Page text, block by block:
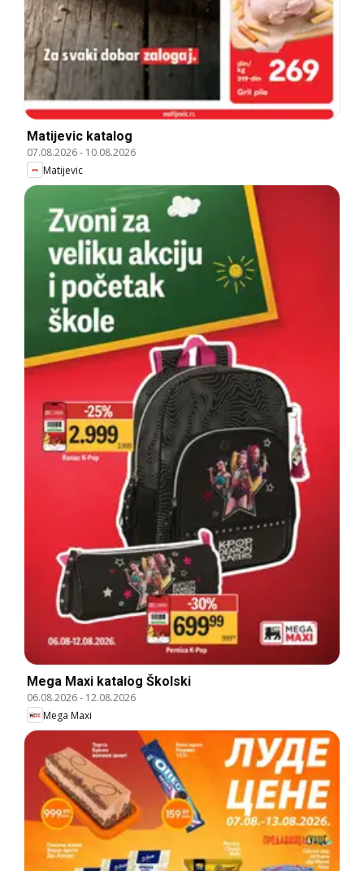
Matijevic katalog
07.08.2026- 10.08.2026
Matijevic
Mega Maxi katalog Školski
06.08.2026- 12.08.2026
Mega Maxi